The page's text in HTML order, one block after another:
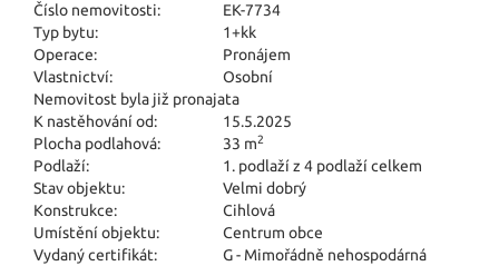
Číslo nemovitosti:
EK-7734
Typ bytu:
1+kk
Operace:
Pronájem
Vlastnictví:
Osobní
Nemovitost byla již pronajata
K nastěhování od:
15.5.2025
Plocha podlahová:
33 m2
Podlaží:
1. podlaží z 4 podlaží celkem
Stav objektu:
Velmi dobrý
Konstrukce:
Cihlová
Umístění objektu:
Centrum obce
Vydaný certifikát:
G - Mimořádně nehospodárná